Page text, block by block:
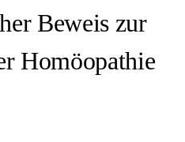
Beweis zur
Homöopathie